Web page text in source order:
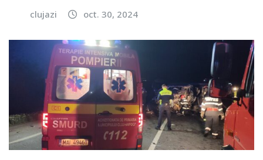
clujazi oct. 30, 2024